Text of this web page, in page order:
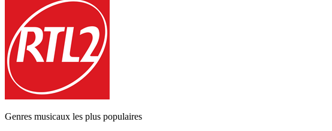
Genres musicaux les plus populaires